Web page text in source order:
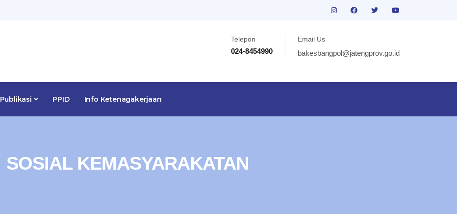
Telepon
024-8454990
Email Us
bakesbangpol@jatengprov.go.id
Publikasi PPID Info Ketenagakerjaan
SOSIAL KEMASYARAKATAN